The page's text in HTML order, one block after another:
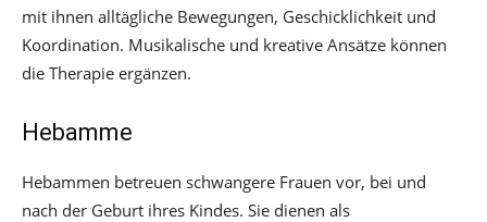
mit ihnen alltägliche Bewegungen, Geschicklichkeit und
Koordination. Musikalische und kreative Ansätze können
die Therapie ergänzen.
Hebamme
Hebammen betreuen schwangere Frauen vor, bei und
nach der Geburt ihres Kindes. Sie dienen als